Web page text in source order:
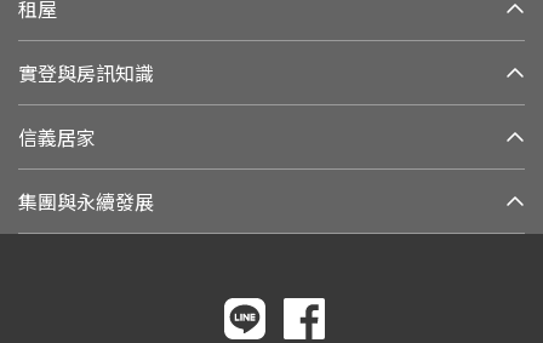
租屋
實登與房訊知識
信義居家
集團與永續發展